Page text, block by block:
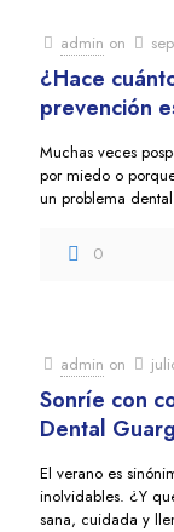
admin on
¿Hace
prevención
Muchas veces
por miedo o
un problema dental
0
admin on
Sonríe con
Dental
El verano es
inolvidables. ¿Y
sana, cuidada y